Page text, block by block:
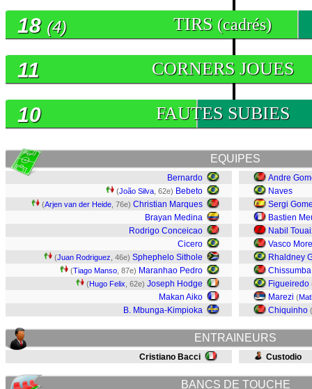
TIRS (cadrés)
18 (4)
CORNERS JOUES
11
FAUTES SUBIES
10
EQUIPES
Bernardo
(João Silva , 62e) Bebeto
(Arjen van der Heide , 76e) Christian Marques
Brayan Medina
Rodrigo Conceicao
Cicero
(Juan Rodriguez , 46e) Sphephelo Sithole
(Tiago Manso , 87e) Maranhao Pedro
(Hugo Felix , 62e) Joseph Hodge
Makan Aiko
B. Mbunga-Kimpioka
Andre
Naves
Sergi
Bastien
Nabil
Vasco
Rhaldney
Chissumba
Figueiredo
Marezi (
Chiquinho (
ENTRAINEURS
Cristiano Bacci Custodio
BANCS DE TOUCHE